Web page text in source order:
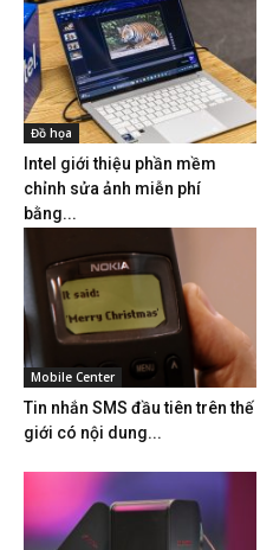
Đồ họa
Intel giới thiệu phần mềm
chỉnh sửa ảnh miễn phí
bằng...
Mobile Center
Tin nhắn SMS đầu tiên trên thế
giới có nội dung...